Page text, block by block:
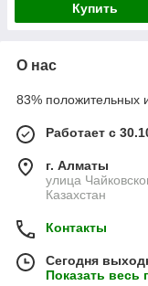
Купить
О нас
83% положительных
Работает с
г. Алматы
улица
Казахстан
Контакты
Сегодня
Показать весь